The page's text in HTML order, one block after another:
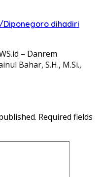
Diponegoro dihadiri
– Danrem
Bahar, S.H., M.Si.,
Required fields